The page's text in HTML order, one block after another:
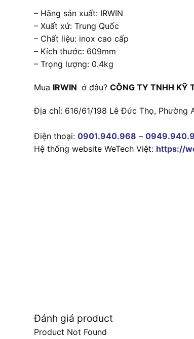
– Hãng sản xuất: IRWIN
– Xuất xứ: Trung Quốc
– Chất liệu: inox cao cấp
– Kích thước: 609mm
– Trọng lượng: 0.4kg
Mua IRWIN ở đâu? CÔNG TY TNHH KỸ
Địa chỉ: 616/61/198 Lê Đức Thọ, Phường
Điện thoại: 0901.940.968 –
Hệ thống website WeTech Việt: https://
Đánh giá product
Product Not Found